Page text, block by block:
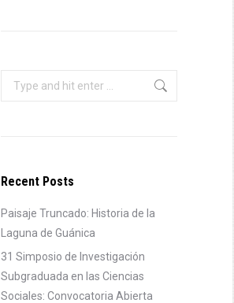
Search:
Recent Posts
Paisaje Truncado: Historia de la
Laguna de Guánica
31 Simposio de Investigación
Subgraduada en las Ciencias
Sociales: Convocatoria Abierta